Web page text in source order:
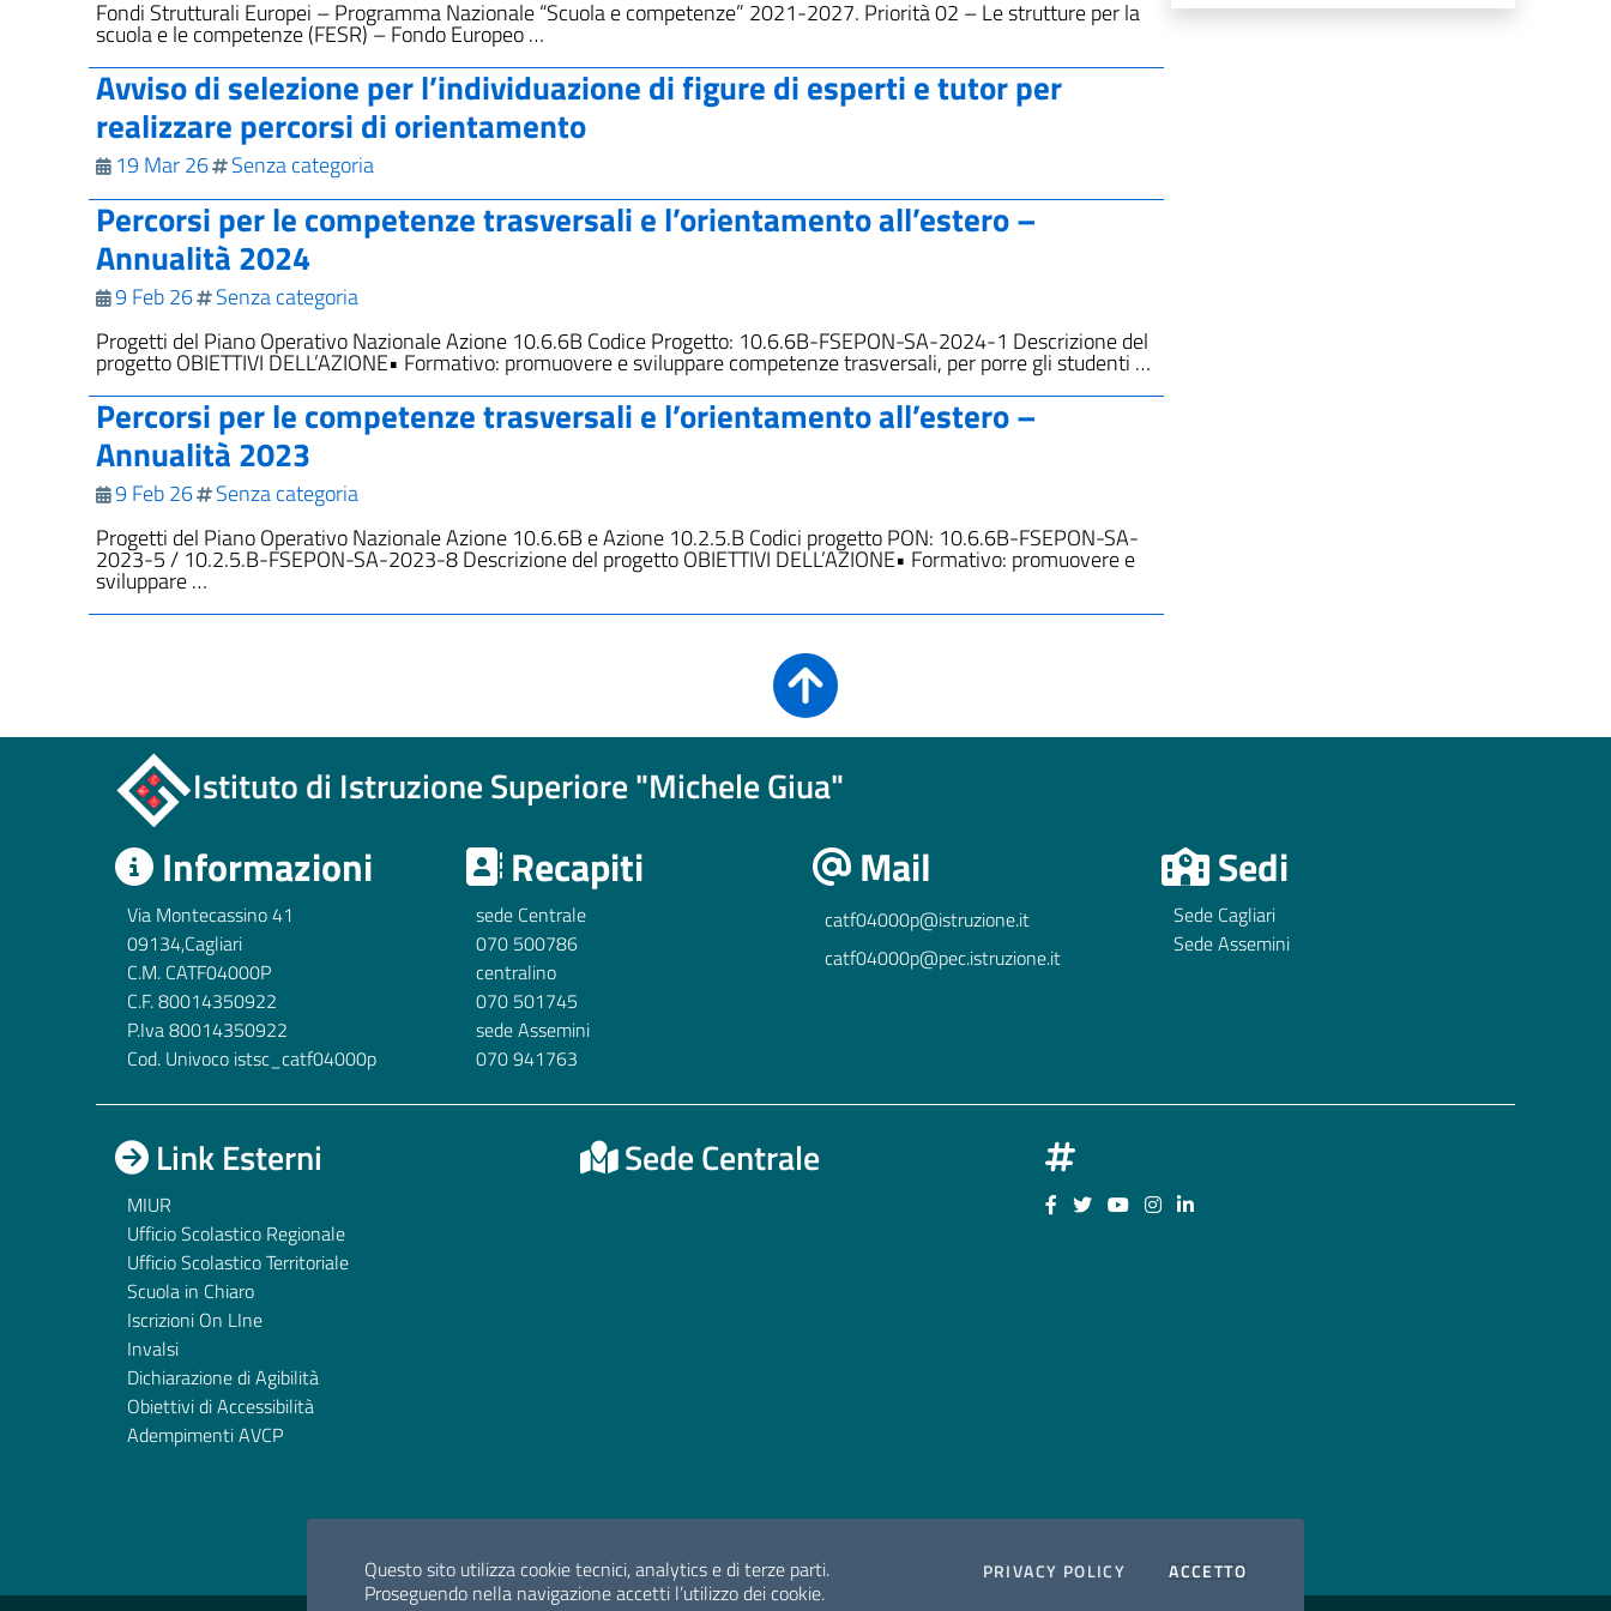
Questo sito utilizza cookie tecnici, analytics e di terze parti.
Proseguendo nella navigazione accetti l’utilizzo dei cookie.
PRIVACY POLICY ACCETTOI COOKIES
Fondi Strutturali Europei – Programma Nazionale “Scuola e competenze” 2021-2027. Priorità 02 – Le strutture per la
scuola e le competenze (FESR) – Fondo Europeo …
Avviso di selezione per l’individuazione di figure di esperti e tutor per
realizzare percorsi di orientamento
19 Mar 26 Senza categoria
Percorsi per le competenze trasversali e l’orientamento all’estero –
Annualità 2024
9 Feb 26
Senza categoria
Progetti del Piano Operativo Nazionale Azione 10.6.6B Codice Progetto: 10.6.6B-FSEPON-SA-2024-1 Descrizione del
progetto OBIETTIVI DELL’AZIONE• Formativo: promuovere e sviluppare competenze trasversali, per porre gli studenti …
Percorsi per le competenze trasversali e l’orientamento all’estero –
Annualità 2023
9 Feb 26
Senza categoria
Progetti del Piano Operativo Nazionale Azione 10.6.6B e Azione 10.2.5.B Codici progetto PON: 10.6.6B-FSEPON-SA-
2023-5 / 10.2.5.B-FSEPON-SA-2023-8 Descrizione del progetto OBIETTIVI DELL’AZIONE• Formativo: promuovere e
sviluppare …
Istituto di Istruzione Superiore "Michele Giua"
Informazioni
Via Montecassino 41
09134,Cagliari
C.M. CATF04000P
C.F. 80014350922
P.Iva 80014350922
Cod. Univoco istsc_catf04000p
Recapiti
sede Centrale
070 500786
centralino
070 501745
sede Assemini
070 941763
Mail
catf04000p@istruzione.it
catf04000p@pec.istruzione.it
Sedi
Sede Cagliari
Sede Assemini
Link Esterni
MIUR
Ufficio Scolastico Regionale
Ufficio Scolastico Territoriale
Scuola in Chiaro
Iscrizioni On LIne
Invalsi
Dichiarazione di Agibilità
Obiettivi di Accessibilità
Adempimenti AVCP
Sede Centrale
Seguici su Facebook
Seguici su Twitter
Seguici su YouTube
Seguici su Instagram
Seguici su LinkedIn